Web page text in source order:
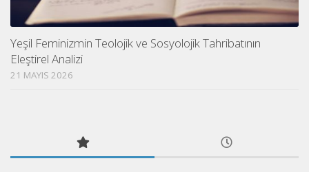
Yeşil Feminizmin Teolojik ve Sosyolojik Tahribatının
Eleştirel Analizi
21 MAYIS 2026